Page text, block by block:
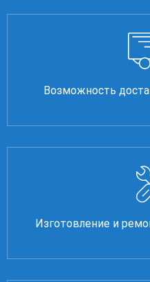
Возможность
Изготовление и